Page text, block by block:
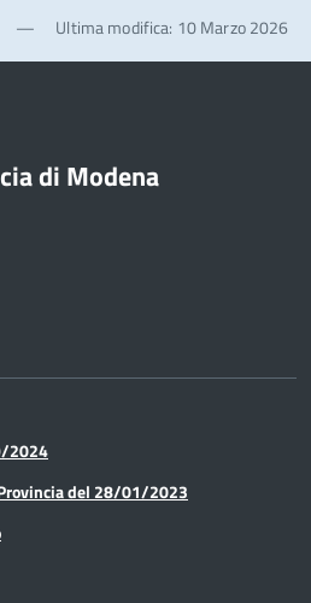
— Ultima modifica: 10 Marzo 2026
di Modena
2024
del 28/01/2023